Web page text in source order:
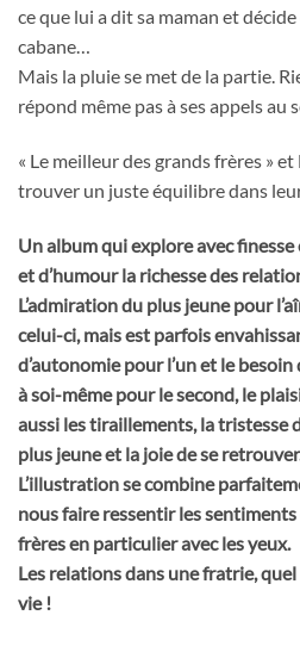
ce que lui a dit sa maman et
cabane…
Mais la pluie se met de la partie.
répond même pas à ses appels au
« Le meilleur des grands frères »
trouver un juste équilibre dans
Un album qui explore avec
et d’humour la richesse des
L’admiration du plus jeune pour
celui-ci, mais est parfois
d’autonomie pour l’un et le
à soi-même pour le second, le
aussi les tiraillements, la tristesse
plus jeune et la joie de se
L’illustration se combine
nous faire ressentir les
frères en particulier avec les yeux.
Les relations dans une fratrie,
vie !